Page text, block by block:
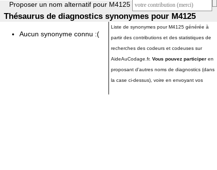
Proposer un nom alternatif pour M4125
Thésaurus de diagnostics synonymes pour M4125
Aucun synonyme connu :(
Liste de synonymes pour M4125 générée à
partir des contributions et des statistiques de
recherches des codeurs et codeuses sur
AideAuCodage.fr. Vous pouvez participer en
proposant d'autres noms de diagnostics (dans
la case ci-dessus), voire en envoyant vos